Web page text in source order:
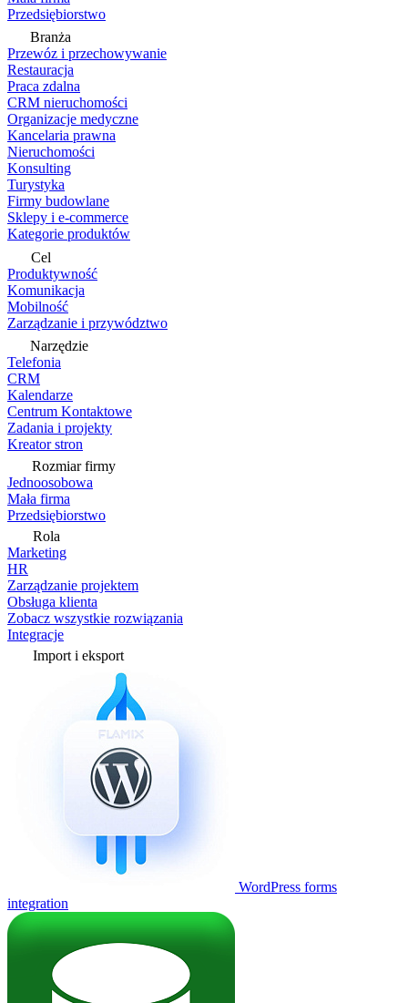
Przedsiębiorstwo
Branża
Przewóz i przechowywanie
Restauracja
Praca zdalna
CRM nieruchomości
Organizacje medyczne
Kancelaria prawna
Nieruchomości
Konsulting
Turystyka
Firmy budowlane
Sklepy i e-commerce
Kategorie produktów
Cel
Produktywność
Komunikacja
Mobilność
Zarządzanie i przywództwo
Narzędzie
Telefonia
CRM
Kalendarze
Centrum Kontaktowe
Zadania i projekty
Kreator stron
Rozmiar firmy
Jednoosobowa
Mała firma
Przedsiębiorstwo
Rola
Marketing
HR
Zarządzanie projektem
Obsługa klienta
Zobacz wszystkie rozwiązania
Integracje
Import i eksport
WordPress forms
integration